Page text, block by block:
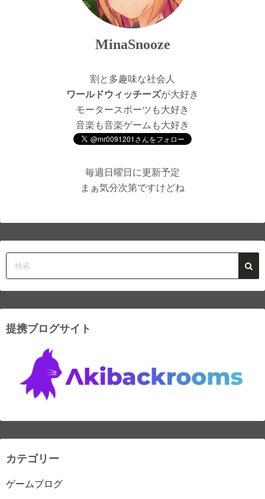
MinaSnooze
割と多趣味な社会人
ワールドウィッチーズが大好き
モータースポーツも大好き
音楽も音楽ゲームも大好き
毎週日曜日に更新予定
まぁ気分次第ですけどね
提携ブログサイト
カテゴリー
ゲームブログ